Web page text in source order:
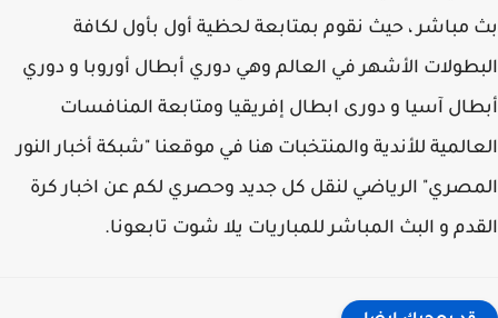
مباشر ، حيث نقوم بمتابعة لحظية أول بأول لكافة
الأشهر في العالم وهي دوري أبطال أوروبا و دوري
آسيا و دورى ابطال إفريقيا ومتابعة المنافسات
للأندية والمنتخبات هنا في موقعنا "شبكة أخبار النور
الرياضي لنقل كل جديد وحصري لكم عن اخبار كرة
و البث المباشر للمباريات يلا شوت تابعونا.